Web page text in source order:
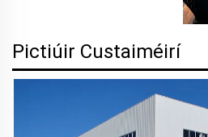
Pictiúir Custaiméirí